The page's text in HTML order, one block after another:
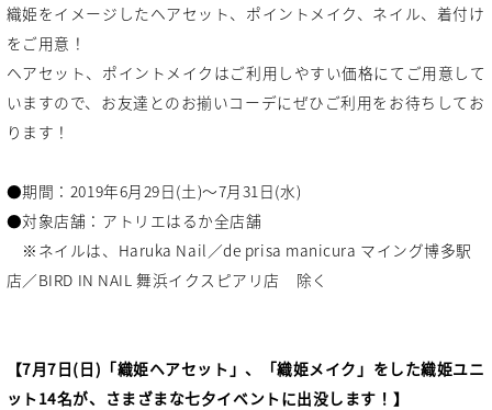
織姫をイメージしたヘアセット、ポイントメイク、ネイル、着付け
をご用意！
ヘアセット、ポイントメイクはご利用しやすい価格にてご用意して
いますので、お友達とのお揃いコーデにぜひご利用をお待ちしてお
ります！
●期間：2019年6月29日(土)～7月31日(水)
●対象店舗：アトリエはるか全店舗
※ネイルは、Haruka Nail／de prisa manicura マイング博多駅
店／BIRD IN NAIL 舞浜イクスピアリ店 除く
【7月7日(日)「織姫ヘアセット」、「織姫メイク」をした織姫ユニ
ット14名が、さまざまな七夕イベントに出没します！】